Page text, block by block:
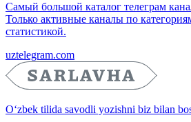
Самый большой каталог телеграм
Только активные каналы по
статистикой.
uztelegram.com
O‘zbek tilida savodli yozishni biz bilan